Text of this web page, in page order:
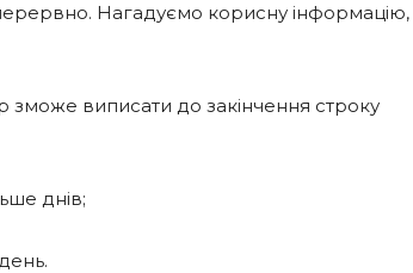
Нагадуємо корисну інформацію,
зможе виписати до закінчення строку
днів;